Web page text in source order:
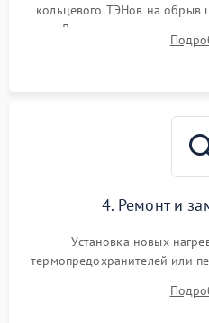
кольцевого ТЭНов на обрыв
Диагностика термостата,
переключателя
4. Ремонт и
Установка новых
термопредохранителей или
выгоревших реле,